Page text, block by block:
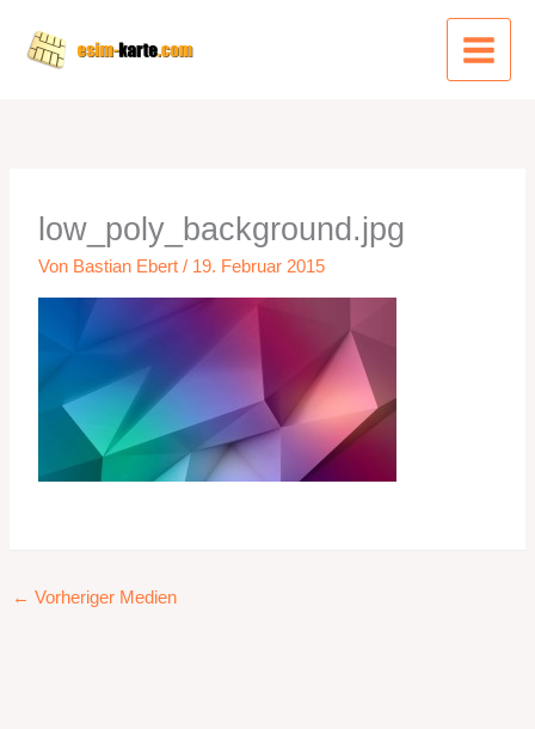
Inhalt
low_poly_background.jpg
Von Bastian Ebert/ 19. Februar 2015
← Vorheriger Medien